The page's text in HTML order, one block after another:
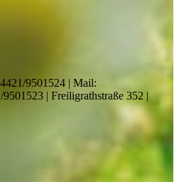
9501524 | Mail:
| Freiligrathstraße 352 |